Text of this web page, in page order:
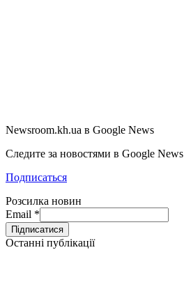
Newsroom.kh.ua в Google News
Следите за новостями в Google News
Подписаться
Розсилка новин
Email *
Останні публікації